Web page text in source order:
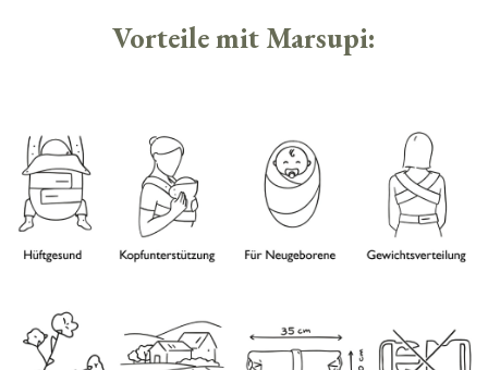
Vorteile mit Marsupi: